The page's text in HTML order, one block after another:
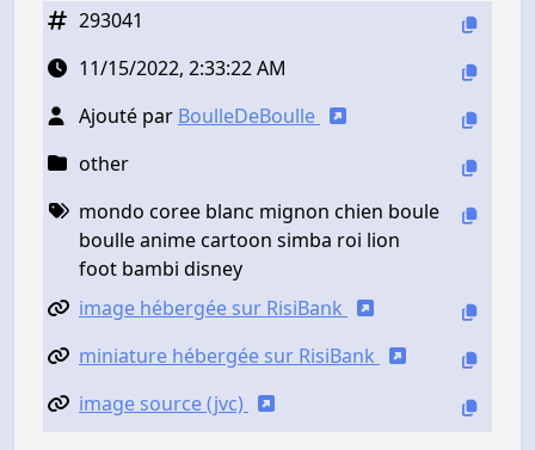
293041
11/15/2022, 2:33:22 AM
Ajouté par BoulleDeBoulle
other
mondo coree blanc mignon chien boule
boulle anime cartoon simba roi lion
foot bambi disney
image hébergée sur RisiBank
miniature hébergée sur RisiBank
image source (jvc)